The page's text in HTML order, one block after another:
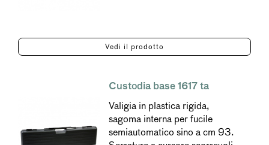
Vedi il prodotto
Custodia base 1617 ta
Valigia in plastica rigida,
sagoma interna per fucile
semiautomatico sino a cm 93.